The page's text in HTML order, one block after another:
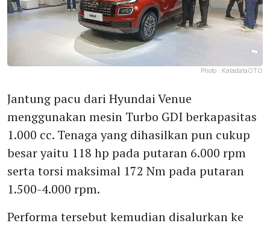
Photo : KatadataOTO
Jantung pacu dari Hyundai Venue
menggunakan mesin Turbo GDI berkapasitas
1.000 cc. Tenaga yang dihasilkan pun cukup
besar yaitu 118 hp pada putaran 6.000 rpm
serta torsi maksimal 172 Nm pada putaran
1.500-4.000 rpm.
Performa tersebut kemudian disalurkan ke